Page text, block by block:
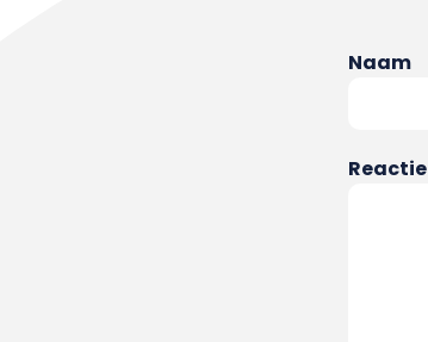
Naam
Reactie